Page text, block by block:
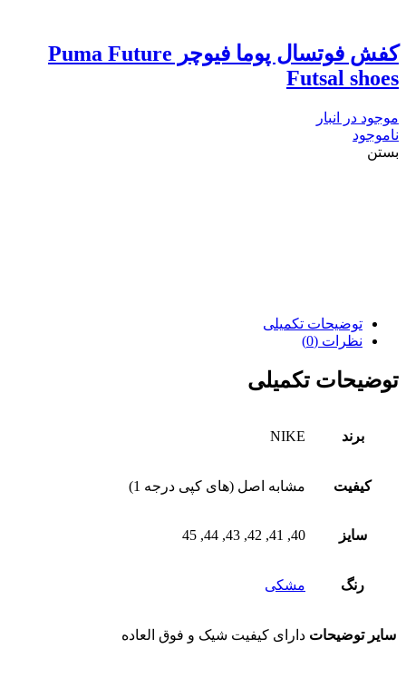
کفش فوتسال پوما فیوچر Puma Future
Futsal shoes
موجود در انبار
ناموجود
بستن
توضیحات تکمیلی
نظرات (0)
توضیحات تکمیلی
برند NIKE
کیفیت مشابه اصل (های کپی درجه 1)
سایز 40, 41, 42, 43, 44, 45
رنگ مشکی
سایر توضیحات دارای کیفیت شیک و فوق العاده